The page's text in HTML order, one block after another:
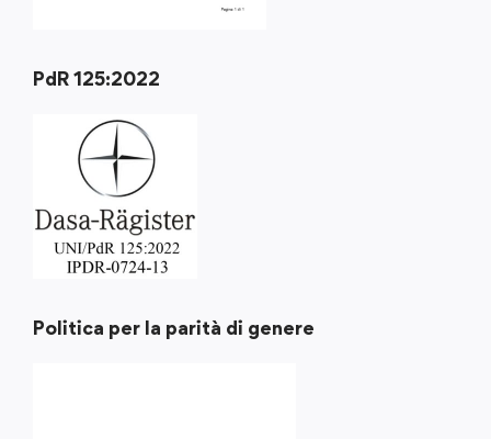
PdR 125:2022
Politica per la parità di genere